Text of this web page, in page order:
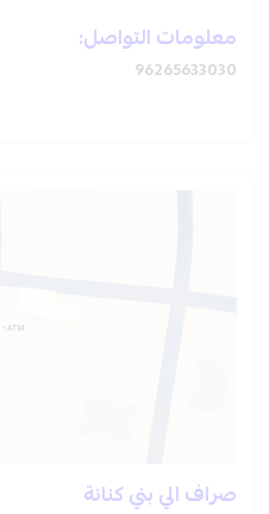
معلومات التواصل:
96265633030
صراف الي بني كنانة